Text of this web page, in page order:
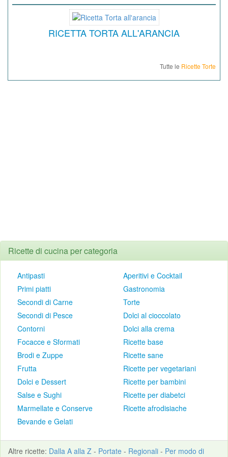
RICETTA TORTA ALL'ARANCIA
Tutte le Ricette Torte
Ricette di cucina per categoria
Antipasti
Primi piatti
Secondi di Carne
Secondi di Pesce
Contorni
Focacce e Sformati
Brodi e Zuppe
Frutta
Dolci e Dessert
Salse e Sughi
Marmellate e Conserve
Bevande e Gelati
Aperitivi e Cocktail
Gastronomia
Torte
Dolci al cioccolato
Dolci alla crema
Ricette base
Ricette sane
Ricette per vegetariani
Ricette per bambini
Ricette per diabetci
Ricette afrodisiache
Altre ricette: Dalla A alla Z - Portate - Regionali - Per modo di